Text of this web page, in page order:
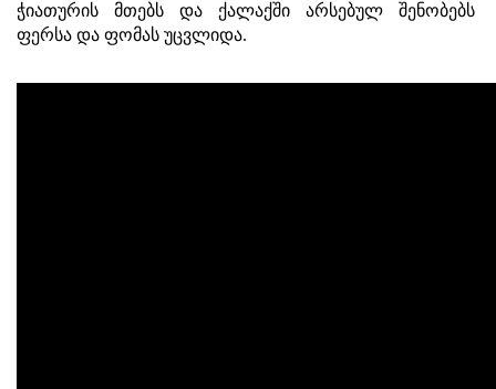
ჭიათურის მთებს და ქალაქში არსებულ შენობებს
ფერსა და ფომას უცვლიდა.